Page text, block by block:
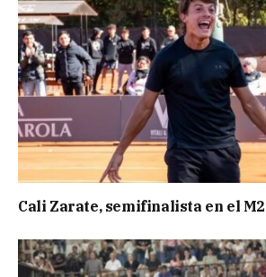
Cali Zarate, semifinalista en el